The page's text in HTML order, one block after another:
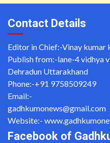
Contact Details
Editor in Chief:-Vinay kumar
Publish from:-lane-4 vidhya
Dehradun Uttarakhand
Phone:-+91 9758509249
Email:-
gadhkumonews@gmail.com
Website:-
Facebook of